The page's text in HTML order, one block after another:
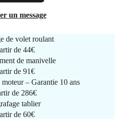
un message
de volet roulant
de 44€
de manivelle
de 91€
– Garantie 10 ans
de 286€
tablier
de 60€